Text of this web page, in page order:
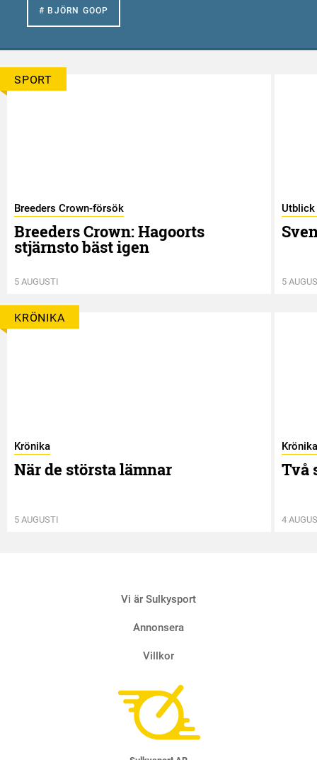
# BJÖRN GOOP
SPORT
Breeders Crown-försök
Breeders Crown: Hagoorts
stjärnsto bäst igen
5 AUGUSTI
Utblick
5
KRÖNIKA
Krönika
När de största lämnar
5 AUGUSTI
Krönika
Två
4
Vi är Sulkysport
Annonsera
Villkor